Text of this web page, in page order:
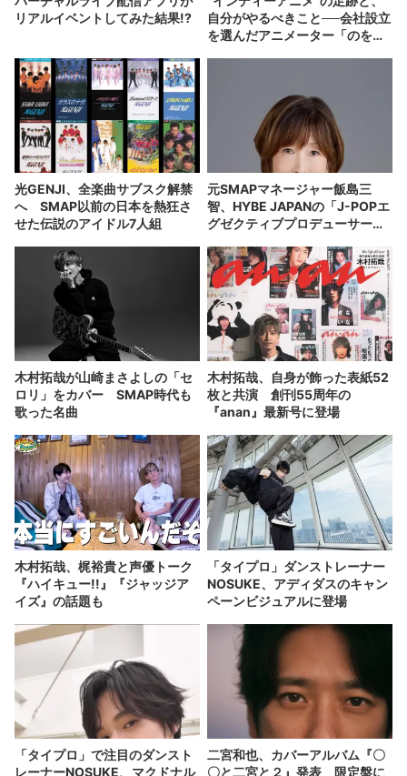
リアルイベントしてみた結果!?
自分がやるべきこと──会社設立
を選んだアニメーター「のを
光GENJI、全楽曲サブスク解禁
へ SMAP以前の日本を熱狂さ
せた伝説のアイドル7人組
元SMAPマネージャー飯島三
智、HYBE JAPANの「J-POPエ
グゼクティブプロデューサー」
木村拓哉が山崎まさよしの「セ
ロリ」をカバー SMAP時代も
歌った名曲
木村拓哉、自身が飾った表紙52
枚と共演 創刊55周年の
『anan』最新号に登場
木村拓哉、梶裕貴と声優トーク
『ハイキュー!!』『ジャッジア
イズ』の話題も
「タイプロ」ダンストレーナー
NOSUKE、アディダスのキャン
ペーンビジュアルに登場
「タイプロ」で注目のダンスト
レーナーNOSUKE、マクドナル
二宮和也、カバーアルバム『〇
〇と二宮と２』発表 限定盤に